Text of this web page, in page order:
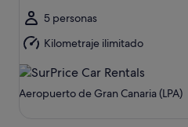
al
mar,
11
ago
5 personas
Kilometraje ilimitado
Aeropuerto de Gran Canaria (LPA)